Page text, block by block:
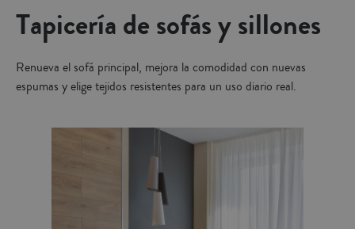
Tapicería de sofás y sillones
Renueva el sofá principal, mejora la comodidad con nuevas
espumas y elige tejidos resistentes para un uso diario real.